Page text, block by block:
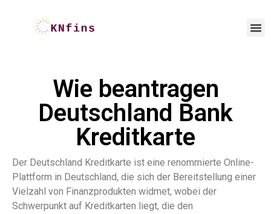
Wie beantragen
Deutschland Bank
Kreditkarte
Der Deutschland Kreditkarte ist eine renommierte Online-
Plattform in Deutschland, die sich der Bereitstellung einer
Vielzahl von Finanzprodukten widmet, wobei der
Schwerpunkt auf Kreditkarten liegt, die den